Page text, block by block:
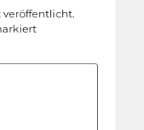
veröffentlicht.